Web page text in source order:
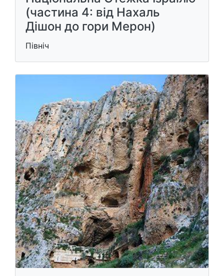
(частина 4: від Нахаль
Дішон до гори Мерон)
Північ